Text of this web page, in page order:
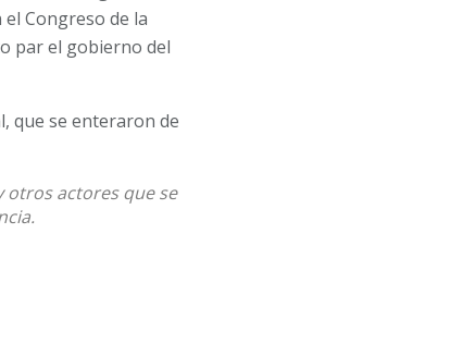
Congreso de la
par el gobierno del
que se enteraron de
otros actores que se